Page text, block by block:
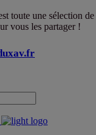
toute une sélection
vous les partager !